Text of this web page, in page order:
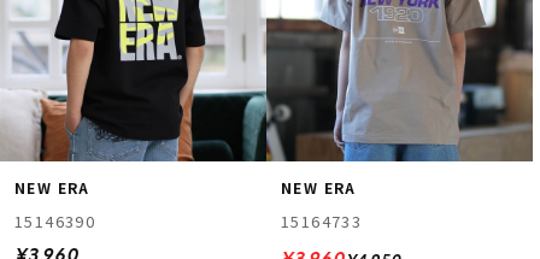
NEW ERA
15146390
NEW ERA
15164733